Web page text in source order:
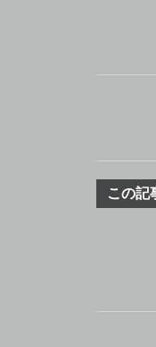
この記